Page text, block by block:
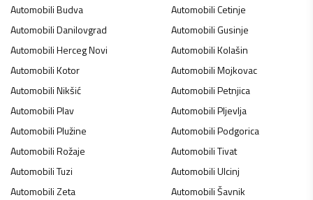
AutomobiliBudva AutomobiliCetinje
AutomobiliDanilovgrad AutomobiliGusinje
AutomobiliHerceg Novi AutomobiliKolašin
AutomobiliKotor AutomobiliMojkovac
AutomobiliNikšić AutomobiliPetnjica
AutomobiliPlav AutomobiliPljevlja
AutomobiliPlužine AutomobiliPodgorica
AutomobiliRožaje AutomobiliTivat
AutomobiliTuzi AutomobiliUlcinj
AutomobiliZeta AutomobiliŠavnik